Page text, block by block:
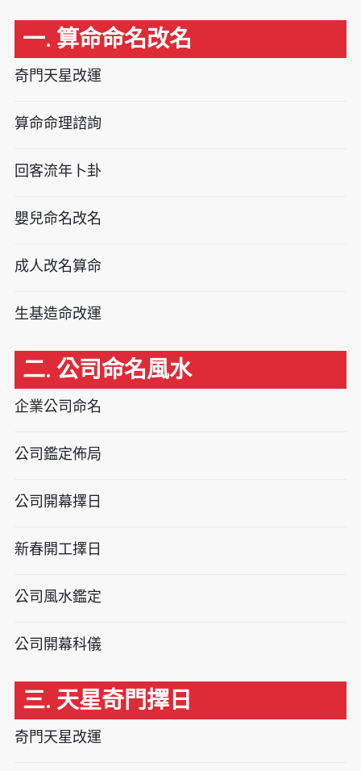
一. 算命命名改名
奇門天星改運
算命命理諮詢
回客流年卜卦
嬰兒命名改名
成人改名算命
生基造命改運
二. 公司命名風水
企業公司命名
公司鑑定佈局
公司開幕擇日
新春開工擇日
公司風水鑑定
公司開幕科儀
三. 天星奇門擇日
奇門天星改運